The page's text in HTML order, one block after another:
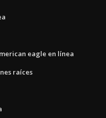
eagle en línea
raíces